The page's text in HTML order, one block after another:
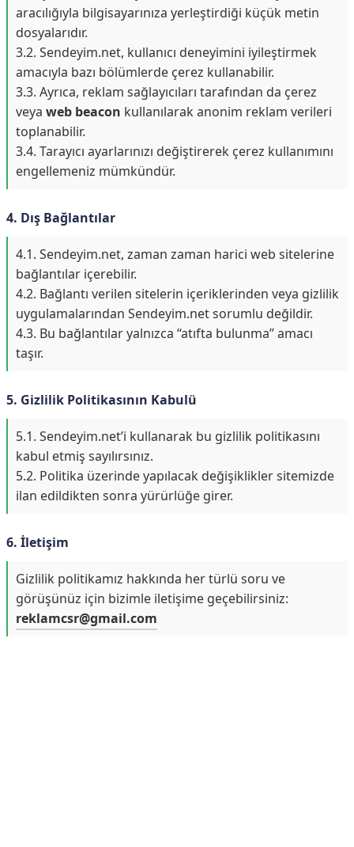
aracılığıyla bilgisayarınıza yerleştirdiği küçük metin
dosyalarıdır.
3.2. Sendeyim.net, kullanıcı deneyimini iyileştirmek
amacıyla bazı bölümlerde çerez kullanabilir.
3.3. Ayrıca, reklam sağlayıcıları tarafından da çerez
veya web beacon kullanılarak anonim reklam verileri
toplanabilir.
3.4. Tarayıcı ayarlarınızı değiştirerek çerez kullanımını
engellemeniz mümkündür.
4. Dış Bağlantılar
4.1. Sendeyim.net, zaman zaman harici web sitelerine
bağlantılar içerebilir.
4.2. Bağlantı verilen sitelerin içeriklerinden veya gizlilik
uygulamalarından Sendeyim.net sorumlu değildir.
4.3. Bu bağlantılar yalnızca “atıfta bulunma” amacı
taşır.
5. Gizlilik Politikasının Kabulü
5.1. Sendeyim.net’i kullanarak bu gizlilik politikasını
kabul etmiş sayılırsınız.
5.2. Politika üzerinde yapılacak değişiklikler sitemizde
ilan edildikten sonra yürürlüğe girer.
6. İletişim
Gizlilik politikamız hakkında her türlü soru ve
görüşünüz için bizimle iletişime geçebilirsiniz:
reklamcsr@gmail.com